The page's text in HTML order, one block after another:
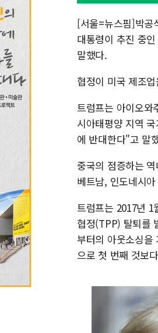
[서울=뉴스핌]박공
대통령이 추진 중
말했다.
협정이 미국 제조
트럼프는 아이오
시아태평양 지역
에 반대한다"고 말
중국의 점증하는
베트남, 인도네시
트럼프는 2017년
협정(TPP) 탈퇴를
부터의 아웃소싱을
으로 첫 번째 것보